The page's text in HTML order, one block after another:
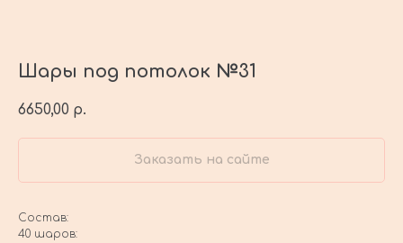
Шары под потолок №31
6650,00 р.
Заказать на сайте
Состав:
40 шаров: